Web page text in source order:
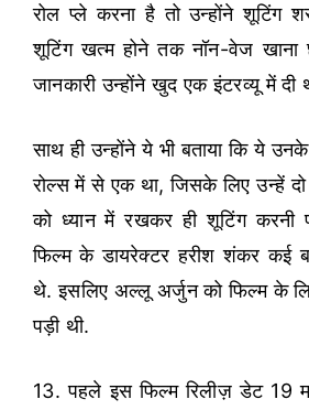
रोल प्ले करना है तो उन्होंने
शूटिंग खत्म होने तक नॉन-वेज खाना
जानकारी उन्होंने खुद एक इंटरव्यू में दी
साथ ही उन्होंने ये भी बताया कि ये
रोल्स में से एक था, जिसके लिए उन्हें
को ध्यान में रखकर ही शूटिंग करनी
फिल्म के डायरेक्टर हरीश शंकर कई
थे. इसलिए अल्लू अर्जुन को फिल्म के
पड़ी थी.
13. पहले इस फिल्म रिलीज़ डेट 19